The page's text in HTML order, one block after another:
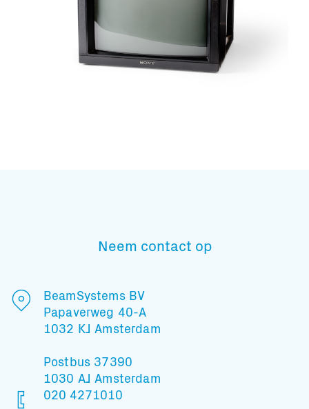
Neem contact op
BeamSystems BV
Papaverweg 40-A
1032 KJ Amsterdam
Postbus 37390
1030 AJ Amsterdam
020 4271010